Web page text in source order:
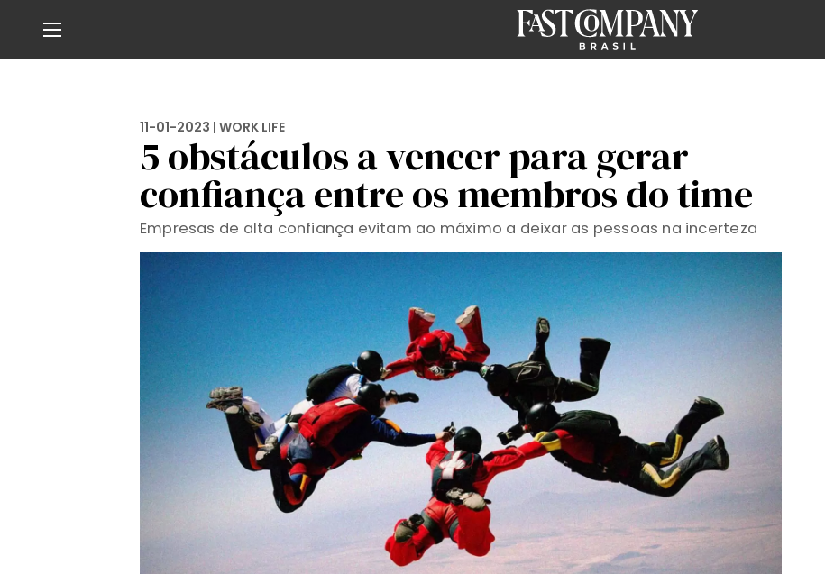
11-01-2023 | WORK LIFE
5 obstáculos a vencer para gerar
confiança entre os membros do time
Empresas de alta confiança evitam ao máximo a deixar as pessoas na incerteza